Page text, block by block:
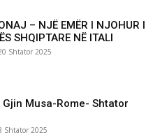
– NJË EMËR I NJOHUR I
SHQIPTARE NË ITALI
Shtator 2025
Musa-Rome- Shtator
Shtator 2025